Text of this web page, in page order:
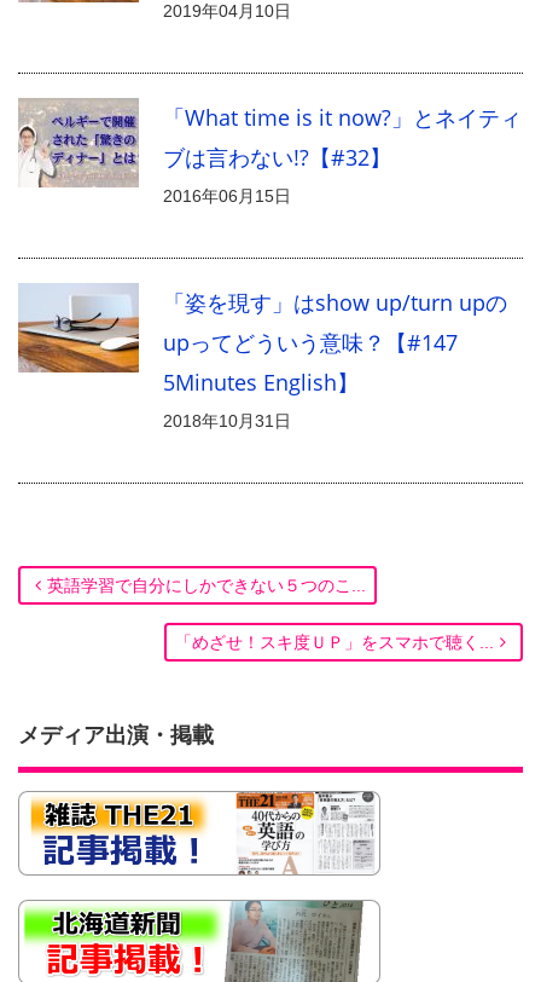
2019年04月10日
「What time is it now?」とネイティ
ブは言わない!?【#32】
2016年06月15日
「姿を現す」はshow up/turn upの
upってどういう意味？【#147
5Minutes English】
2018年10月31日
英語学習で自分にしかできない５つのこ...
「めざせ！スキ度ＵＰ」をスマホで聴く...
メディア出演・掲載